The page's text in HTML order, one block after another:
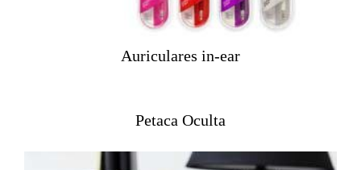
Auriculares in-ear
Petaca Oculta